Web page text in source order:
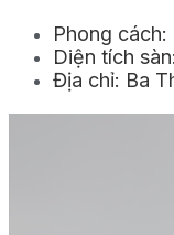
Phong
Diện tích
Địa chỉ: Ba